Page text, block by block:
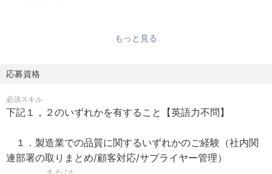
半導体の製造工程向けCMPスラリー（研磨材）の品質保
最先端の技術開発をリードするTSMC社（台湾）、Intel
社（米国）、韓国のメモリーメーカー等、
世界的な半導体メーカーやシリコンウエハーメーカー様
を担当頂きます。
・完全週休2日制（土日祝日）
・年間休日：127日
日に応じた日数付与）
・時間単位年休制度
もっと見る
応募資格
必須スキル
下記１，２のいずれかを有すること【英語力不問】
１．製造業での品質に関するいずれかのご経験（社内関
連部署の取りまとめ/顧客対応/サプライヤー管理）